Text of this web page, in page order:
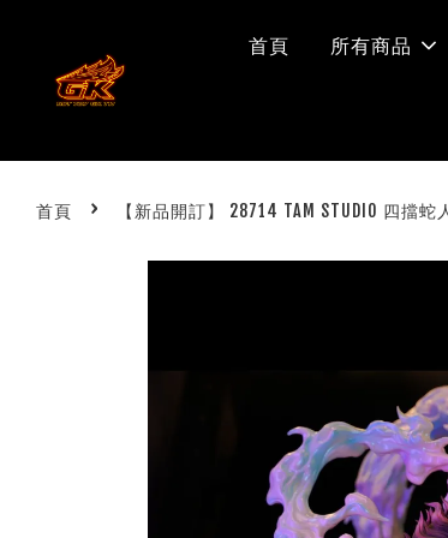
首頁 所有商品
首頁 › 【新品開訂】 28714 TAM STUDIO 四擋蛇